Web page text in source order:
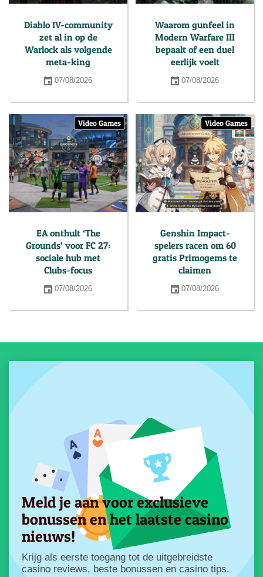
Diablo IV-community
zet al in op de
Warlock als volgende
meta-king
07/08/2026
Waarom gunfeel in
Modern Warfare III
bepaalt of een duel
eerlijk voelt
07/08/2026
Video Games
EA onthult ‘The
Grounds’ voor FC 27:
sociale hub met
Clubs-focus
07/08/2026
Video Games
Genshin Impact-
spelers racen om 60
gratis Primogems te
claimen
07/08/2026
Meld je aan voor exclusieve
bonussen en het laatste casino
nieuws!
Krijg als eerste toegang tot de uitgebreidste
casino reviews, beste bonussen en casino tips.